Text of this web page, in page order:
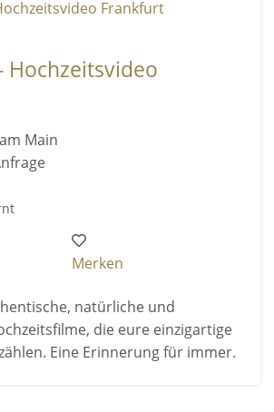
Hochzeitsvideo
Main
Merken
natürliche und
die eure einzigartige
Eine Erinnerung für immer.